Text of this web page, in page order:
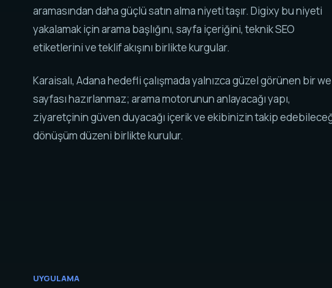
aramasından daha güçlü satın alma niyeti taşır. Digixy bu niyeti
yakalamak için arama başlığını, sayfa içeriğini, teknik SEO
etiketlerini ve teklif akışını birlikte kurgular.
Karaisalı, Adana hedefli çalışmada yalnızca güzel görünen bir
sayfası hazırlanmaz; arama motorunun anlayacağı yapı,
ziyaretçinin güven duyacağı içerik ve ekibinizin takip
dönüşüm düzeni birlikte kurulur.
UYGULAMA